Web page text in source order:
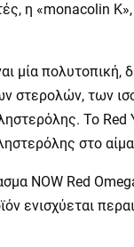
η «monacolin K»,
μία
στερολών, των
To Red
στο
NOW Red
ενισχύεται